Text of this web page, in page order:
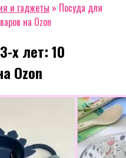
и гаджеты » Посуда для
на Ozon
х лет: 10
Ozon